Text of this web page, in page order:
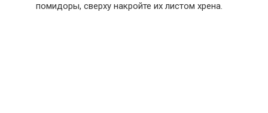
помидоры, сверху накройте их листом хрена.